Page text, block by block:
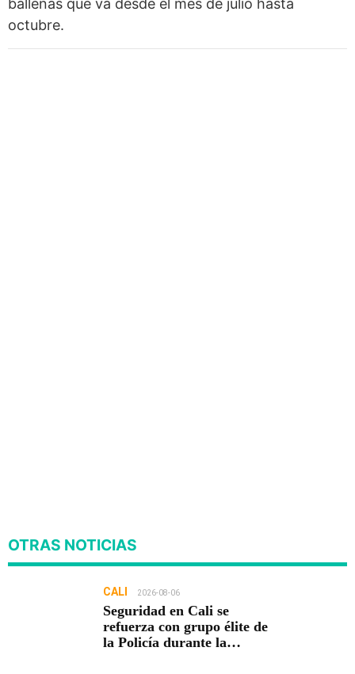
ballenas que va desde el mes de julio hasta
octubre.
OTRAS NOTICIAS
CALI 2026-08-06
Seguridad en Cali se
refuerza con grupo élite de
la Policía durante la